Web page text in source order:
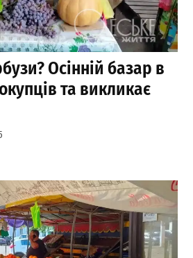
Осінній базар в
та викликає